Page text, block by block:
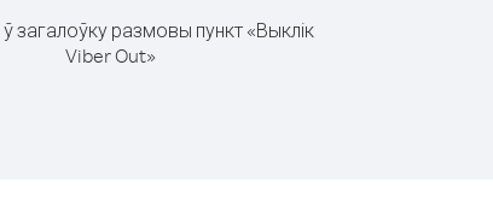
загалоўку размовы пункт «Выклік
Viber Out»